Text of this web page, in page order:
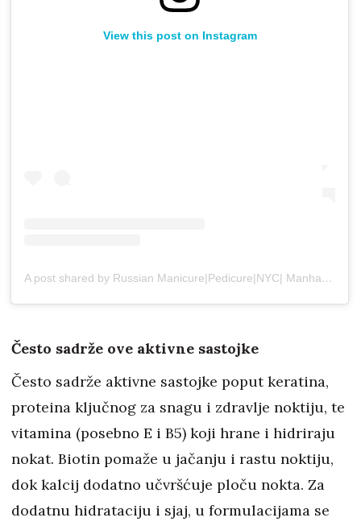
View this post on Instagram
A post shared by Russian Manicure|Pedicure|NYC| Manhattan•Brooklyn. (@purpur_nail_nyc)
Često sadrže ove aktivne sastojke
Često sadrže aktivne sastojke poput keratina,
proteina ključnog za snagu i zdravlje noktiju, te
vitamina (posebno E i B5) koji hrane i hidriraju
nokat. Biotin pomaže u jačanju i rastu noktiju,
dok kalcij dodatno učvršćuje ploču nokta. Za
dodatnu hidrataciju i sjaj, u formulacijama se